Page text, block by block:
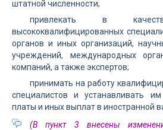
штатной численности;
привлекать в
высококвалифицированных
органов и иных организаций,
учреждений, международных
компаний, а также экспертов;
принимать на работу
специалистов и устанавливать
платы и иных выплат в иностранной
(В пункт 3 внесены